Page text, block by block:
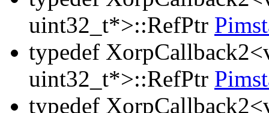
uint32_t*>::RefPtr
typedef
uint32_t*>::RefPtr
typedef